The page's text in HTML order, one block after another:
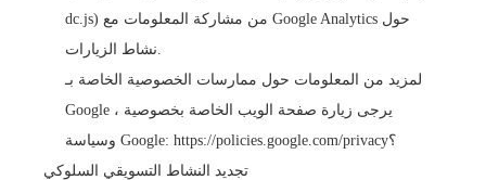
dc.js) من مشاركة المعلومات مع Google Analytics حول
نشاط الزيارات.
لمزيد من المعلومات حول ممارسات الخصوصية الخاصة بـ
Google ، يرجى زيارة صفحة الويب الخاصة بخصوصية
وسياسة Google:
https://policies.google.com/privacy؟
تجديد النشاط التسويقي السلوكي